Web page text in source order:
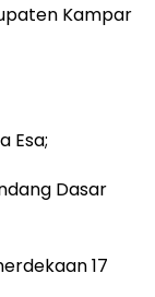
Kampar
Esa;
Dasar
17